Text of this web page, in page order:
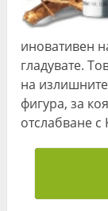
иновативен
гладувате.
на
фигура, за
отслабване